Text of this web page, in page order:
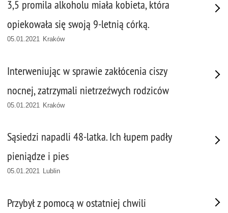
3,5 promila alkoholu miała kobieta, która
opiekowała się swoją 9-letnią córką.
05.01.2021 Kraków
Interweniując w sprawie zakłócenia ciszy
nocnej, zatrzymali nietrzeźwych rodziców
05.01.2021 Kraków
Sąsiedzi napadli 48-latka. Ich łupem padły
pieniądze i pies
05.01.2021 Lublin
Przybył z pomocą w ostatniej chwili